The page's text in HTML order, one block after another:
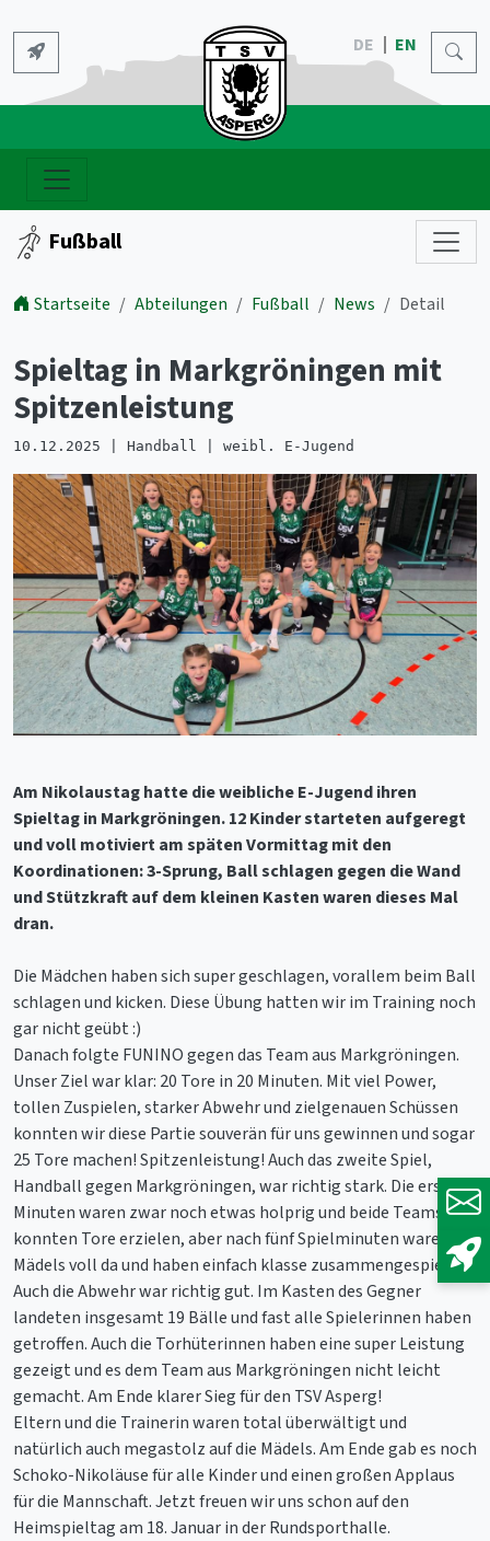
DE EN
Fußball
Startseite Abteilungen Fußball News Detail
Spieltag in Markgröningen mit
Spitzenleistung
10.12.2025 | Handball | weibl. E-Jugend
Am Nikolaustag hatte die weibliche E-Jugend ihren
Spieltag in Markgröningen. 12 Kinder starteten aufgeregt
und voll motiviert am späten Vormittag mit den
Koordinationen: 3-Sprung, Ball schlagen gegen die Wand
und Stützkraft auf dem kleinen Kasten waren dieses Mal
dran.
Die Mädchen haben sich super geschlagen, vorallem beim Ball
schlagen und kicken. Diese Übung hatten wir im Training noch
gar nicht geübt :)
Danach folgte FUNINO gegen das Team aus Markgröningen.
Unser Ziel war klar: 20 Tore in 20 Minuten. Mit viel Power,
tollen Zuspielen, starker Abwehr und zielgenauen Schüssen
konnten wir diese Partie souverän für uns gewinnen und sogar
25 Tore machen! Spitzenleistung! Auch das zweite Spiel,
Handball gegen Markgröningen, war richtig stark. Die ersten
Minuten waren zwar noch etwas holprig und beide Teams
konnten Tore erzielen, aber nach fünf Spielminuten waren die
Mädels voll da und haben einfach klasse zusammengespielt.
Auch die Abwehr war richtig gut. Im Kasten des Gegner
landeten insgesamt 19 Bälle und fast alle Spielerinnen haben
getroffen. Auch die Torhüterinnen haben eine super Leistung
gezeigt und es dem Team aus Markgröningen nicht leicht
gemacht. Am Ende klarer Sieg für den TSV Asperg!
Eltern und die Trainerin waren total überwältigt und
natürlich auch megastolz auf die Mädels. Am Ende gab es noch
Schoko-Nikoläuse für alle Kinder und einen großen Applaus
für die Mannschaft. Jetzt freuen wir uns schon auf den
Heimspieltag am 18. Januar in der Rundsporthalle.